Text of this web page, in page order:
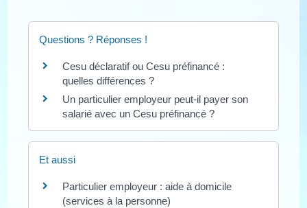
Questions ? Réponses !
Cesu déclaratif ou Cesu préfinancé :
quelles différences ?
Un particulier employeur peut-il payer son
salarié avec un Cesu préfinancé ?
Et aussi
Particulier employeur : aide à domicile
(services à la personne)